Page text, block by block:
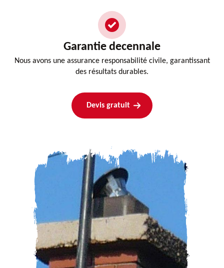
Garantie decennale
Nous avons une assurance responsabilité civile, garantissant
des résultats durables.
Devis gratuit